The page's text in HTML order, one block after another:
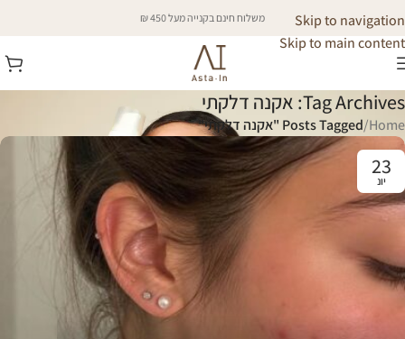
Skip to navigation
Skip to main content
משלוח חינם בקנייה מעל 450 ₪
Tag Archives: אקנה דלקתי
Home
/Posts Tagged "אקנה דלקתי"
23
יונ